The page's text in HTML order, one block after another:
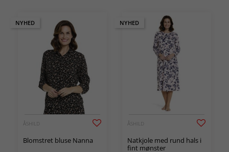
NYHED
ÅSHILD
Blomstret bluse Nanna
NYHED
ÅSHILD
Natkjole med rund hals i
fint mønster